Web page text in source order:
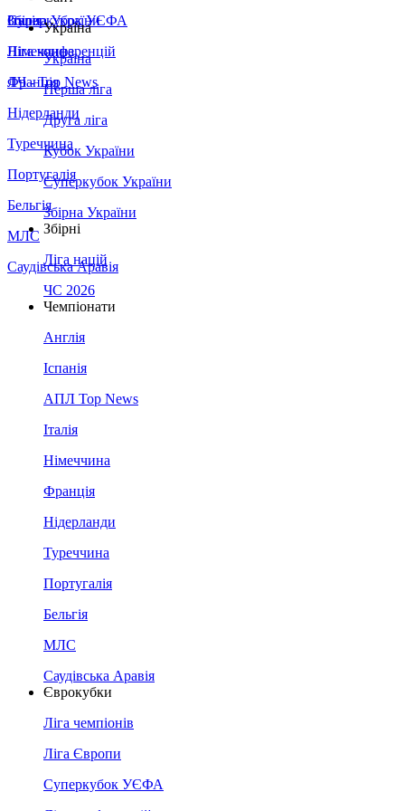
Збірна України
Італія
Німеччина
Франція
Нідерланди
Туреччина
Португалія
Бельгія
МЛС
Саудівська Аравія
Суперкубок УЄФА
Ліга конференцій
ЛЧ - Top News
Україна
Україна
Перша ліга
Друга ліга
Кубок України
Суперкубок України
Збірна України
Збірні
Ліга націй
ЧС 2026
Чемпіонати
Англія
Іспанія
АПЛ Top News
Італія
Німеччина
Франція
Нідерланди
Туреччина
Португалія
Бельгія
МЛС
Саудівська Аравія
Єврокубки
Ліга чемпіонів
Ліга Європи
Суперкубок УЄФА